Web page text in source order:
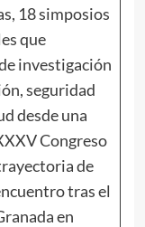
18 simposios
que
investigación
seguridad
desde una
Congreso
de
tras el
en